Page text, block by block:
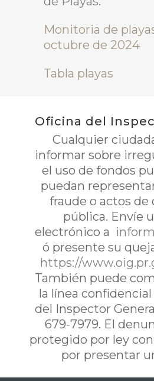
Monitoria de
octubre de 2024
Tabla playas
Oficina del
Cualquier
informar sobre
el uso de fondos
puedan
fraude o actos de
pública. Envíe
electrónico a
ó presente su
https://
También puede
la línea
del Inspector
679-7979. El
protegido por ley
por presentar